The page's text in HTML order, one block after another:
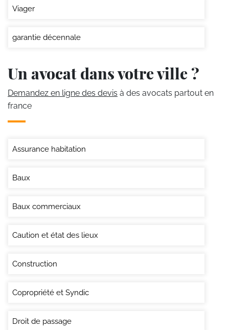
Viager
garantie décennale
Un avocat dans votre ville ?
Demandez en ligne des devis à des avocats partout en
france
Assurance habitation
Baux
Baux commerciaux
Caution et état des lieux
Construction
Copropriété et Syndic
Droit de passage